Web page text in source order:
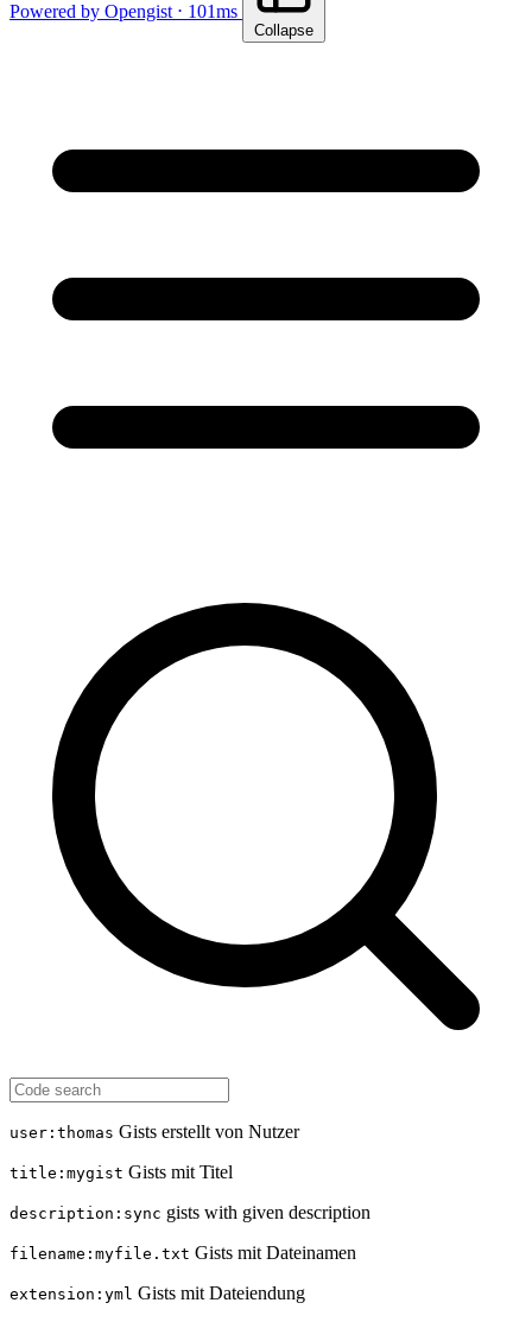
Powered by Opengist ⋅ 101ms
Collapse
user:thomas Gists erstellt von Nutzer
title:mygist Gists mit Titel
description:sync gists with given description
filename:myfile.txt Gists mit Dateinamen
extension:yml Gists mit Dateiendung